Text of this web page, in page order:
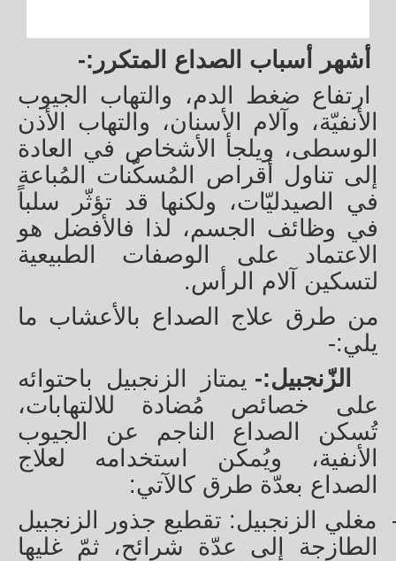
أشهر أسباب الصداع المتكرر:-
ارتفاع ضغط الدم، والتهاب الجيوب
الأنفيّة، وآلام الأسنان، والتهاب الأذن
الوسطى، ويلجأ الأشخاص في العادة
إلى تناول أقراص المُسكّنات المُباعة
في الصيدليّات، ولكنها قد تؤثّر سلباً
في وظائف الجسم، لذا فالأفضل هو
الاعتماد على الوصفات الطبيعية
لتسكين آلام الرأس.
من طرق علاج الصداع بالأعشاب ما
يلي:-
الزّنجبيل:- يمتاز الزنجبيل باحتوائه
على خصائص مُضادة للالتهابات،
تُسكن الصداع الناجم عن الجيوب
الأنفية، ويُمكن استخدامه لعلاج
الصداع بعدّة طرق كالآتي:
مغلي الزنجبيل: تقطيع جذور الزنجبيل
الطازجة إلى عدّة شرائح، ثمّ غليها